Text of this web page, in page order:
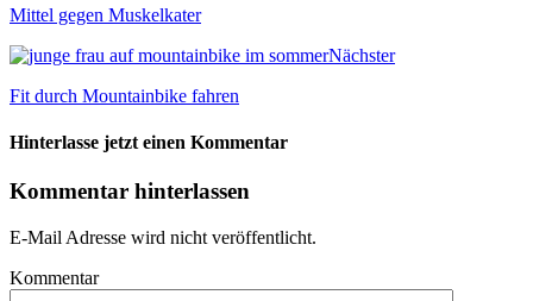
Mittel gegen Muskelkater
Nächster
Fit durch Mountainbike fahren
Hinterlasse jetzt einen Kommentar
Kommentar hinterlassen
E-Mail Adresse wird nicht veröffentlicht.
Kommentar